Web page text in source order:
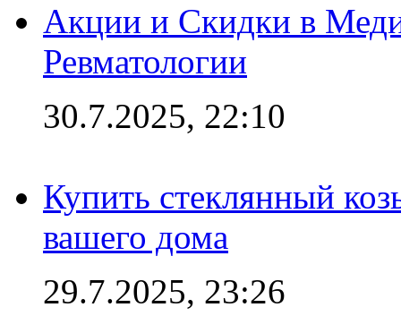
Акции и Скидки в
Ревматологии
30.7.2025, 22:10
Купить стеклянный
вашего дома
29.7.2025, 23:26